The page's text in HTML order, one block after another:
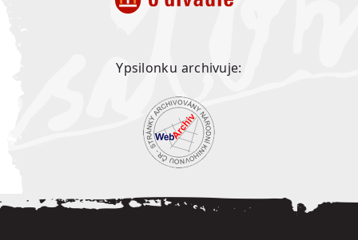
Ypsilonku archivuje: